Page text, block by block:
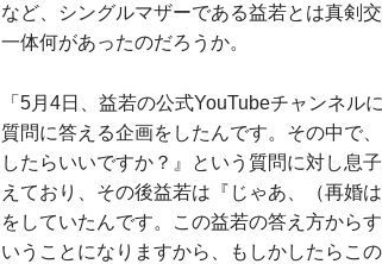
など、シングルマザーである益若とは真剣
一体何があったのだろうか。
「5月4日、益若の公式YouTubeチャンネル
質問に答える企画をしたんです。その中で
したらいいですか？』という質問に対し息
えており、その後益若は『じゃあ、（再婚
をしていたんです。この益若の答え方から
いうことになりますから、もしかしたらこ